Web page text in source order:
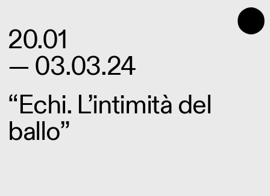
⬤
20.01
— 03.03.24
“Echi. L’intimità del
ballo”